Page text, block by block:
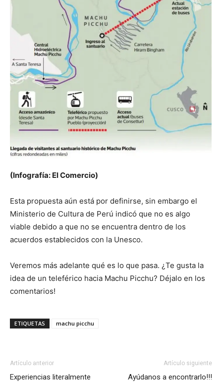
(Infografía: El Comercio)
Esta propuesta aún está por definirse, sin embargo el
Ministerio de Cultura de Perú indicó que no es algo
viable debido a que no se encuentra dentro de los
acuerdos establecidos con la Unesco.
Veremos más adelante qué es lo que pasa. ¿Te gusta la
idea de un teleférico hacia Machu Picchu? Déjalo en los
comentarios!
ETIQUETAS machu picchu
Artículo anterior
Experiencias literalmente
Artículo siguiente
Ayúdanos a encontrarlo!!!